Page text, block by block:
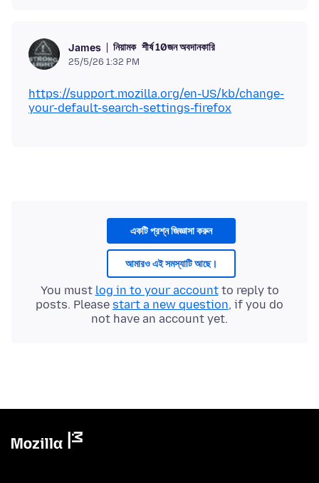
James নিয়ামক শীর্ষ 10জন অবদানকারি
25/5/26 1:32 PM
https://support.mozilla.org/en-US/kb/change-
your-default-search-settings-firefox
একটি প্রশ্ন জিজ্ঞাসা করুন
আমারও এই সমস্যাটি আছে।
You must log in to your accountto reply to
posts. Please start a new question, if you do
not have an account yet.